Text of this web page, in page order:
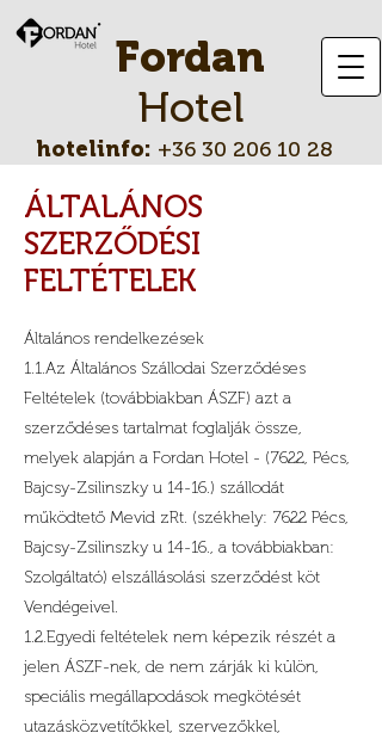
Fordan
Hotel
hotelinfo: +36 30 206 10 28
ÁLTALÁNOS
SZERZŐDÉSI
FELTÉTELEK
Általános rendelkezések
1.1.Az Általános Szállodai Szerződéses
Feltételek (továbbiakban ÁSZF) azt a
szerződéses tartalmat foglalják össze,
melyek alapján a Fordan Hotel - (7622, Pécs,
Bajcsy-Zsilinszky u 14-16.) szállodát
működtető Mevid zRt. (székhely: 7622 Pécs,
Bajcsy-Zsilinszky u 14-16., a továbbiakban:
Szolgáltató) elszállásolási szerződést köt
Vendégeivel.
1.2.Egyedi feltételek nem képezik részét a
jelen ÁSZF-nek, de nem zárják ki külön,
speciális megállapodások megkötését
utazásközvetítőkkel, szervezőkkel,